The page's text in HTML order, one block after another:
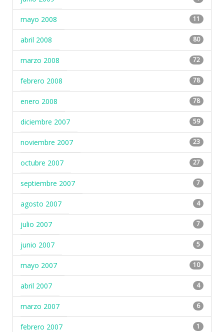
mayo 2008 11
abril 2008 80
marzo 2008 72
febrero 2008 78
enero 2008 78
diciembre 2007 59
noviembre 2007 23
octubre 2007 27
septiembre 2007 7
agosto 2007 4
julio 2007 7
junio 2007 5
mayo 2007 10
abril 2007 4
marzo 2007 6
febrero 2007 1